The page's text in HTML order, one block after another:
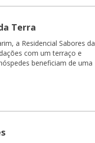
Terra
a Residencial Sabores da
com um terraço e
beneficiam de uma